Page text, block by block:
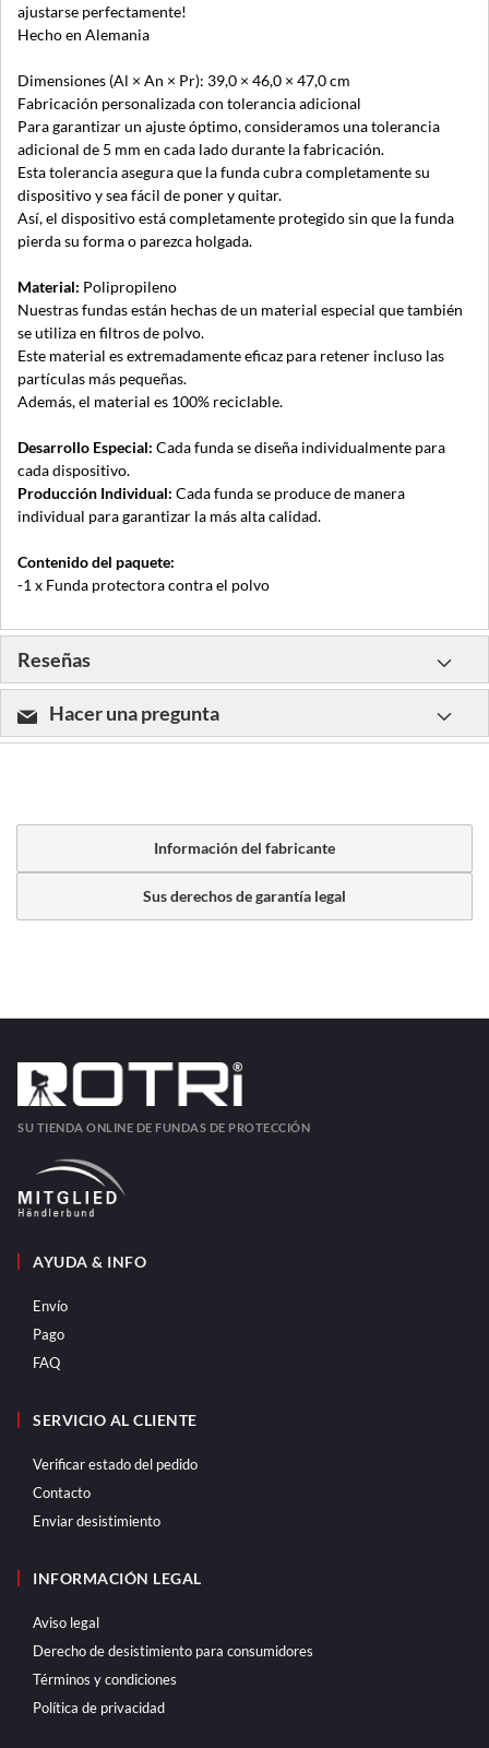
ajustarse perfectamente!
Hecho en Alemania
Dimensiones (Al × An × Pr): 39,0 × 46,0 × 47,0 cm
Fabricación personalizada con tolerancia adicional
Para garantizar un ajuste óptimo, consideramos una tolerancia
adicional de 5 mm en cada lado durante la fabricación.
Esta tolerancia asegura que la funda cubra completamente su
dispositivo y sea fácil de poner y quitar.
Así, el dispositivo está completamente protegido sin que la funda
pierda su forma o parezca holgada.
Material: Polipropileno
Nuestras fundas están hechas de un material especial que también
se utiliza en filtros de polvo.
Este material es extremadamente eficaz para retener incluso las
partículas más pequeñas.
Además, el material es 100% reciclable.
Desarrollo Especial: Cada funda se diseña individualmente para
cada dispositivo.
Producción Individual: Cada funda se produce de manera
individual para garantizar la más alta calidad.
Contenido del paquete:
-1 x Funda protectora contra el polvo
Reseñas
Hacer una pregunta
Información del fabricante
Sus derechos de garantía legal
SU TIENDA ONLINE DE FUNDAS DE PROTECCIÓN
AYUDA & INFO
Envío
Pago
FAQ
SERVICIO AL CLIENTE
Verificar estado del pedido
Contacto
Enviar desistimiento
INFORMACIÓN LEGAL
Aviso legal
Derecho de desistimiento para consumidores
Términos y condiciones
Política de privacidad